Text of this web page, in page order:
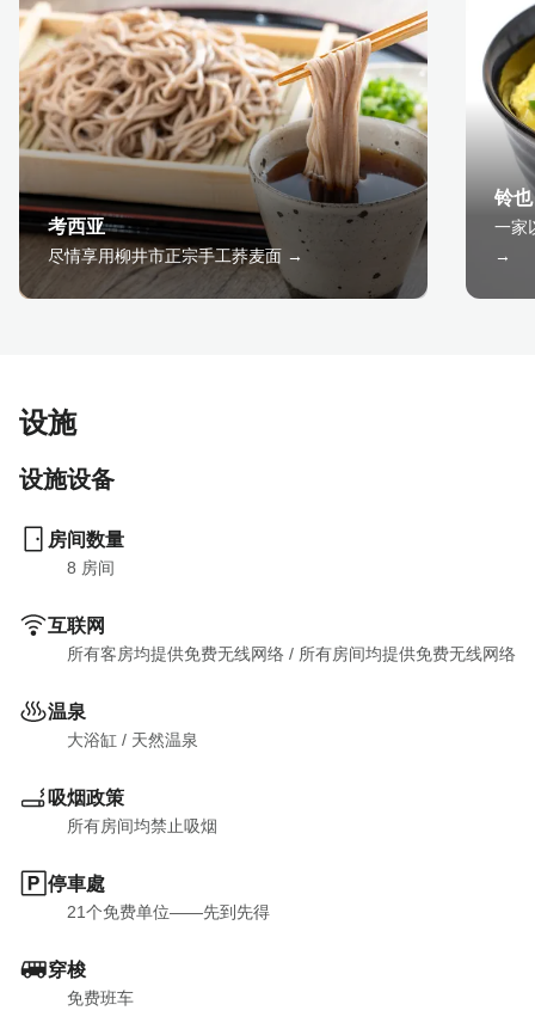
考西亚
尽情享用柳井市正宗手工荞麦面 →
铃也
一家
→
设施
设施设备
房间数量
8 房间
互联网
所有客房均提供免费无线网络 / 所有房间均提供免费无线网络
温泉
大浴缸 / 天然温泉
吸烟政策
所有房间均禁止吸烟
停車處
21个免费单位——先到先得
穿梭
免费班车